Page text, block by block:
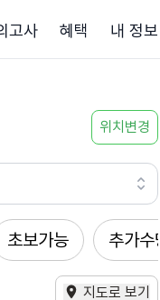
고사 혜택 내 정보
위치변경
초보가능 추가수당
지도로 보기